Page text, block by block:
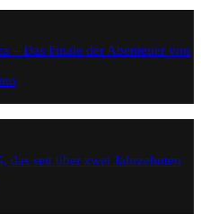
– Das Finale der Abenteuer von
das seit über zwei Jahrzehnten